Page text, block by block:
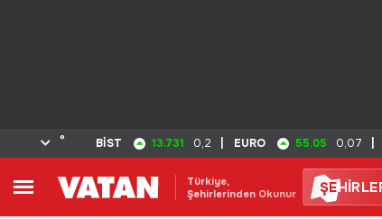
° BİST 13.731 0,2 EURO 55.05 0,07
Türkiye,
Şehirlerinden Okunur
ŞE